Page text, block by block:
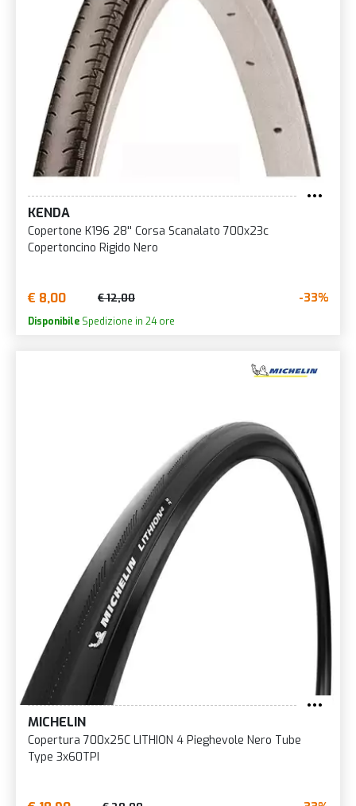
KENDA
Copertone K196 28'' Corsa Scanalato 700x23c
Copertoncino Rigido Nero
€ 8,00 € 12,00 -33%
Disponibile Spedizione in 24 ore
MICHELIN
Copertura 700x25C LITHION 4 Pieghevole Nero Tube
Type 3x60TPI